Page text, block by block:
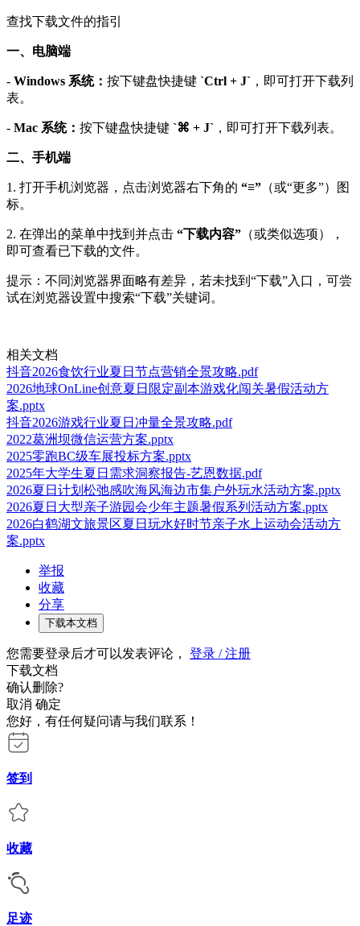
查找下载文件的指引
一、电脑端
- Windows 系统： 按下键盘快捷键 `Ctrl + J` ，即可打开下载列
表。
- Mac 系统： 按下键盘快捷键 `⌘ + J` ，即可打开下载列表。
二、手机端
1. 打开手机浏览器，点击浏览器右下角的 “≡” （或“更多”）图
标。
2. 在弹出的菜单中找到并点击 “下载内容” （或类似选项），
即可查看已下载的文件。
提示：不同浏览器界面略有差异，若未找到“下载”入口，可尝
试在浏览器设置中搜索“下载”关键词。
相关文档
抖音2026食饮行业夏日节点营销全景攻略.pdf
2026地球OnLine创意夏日限定副本游戏化闯关暑假活动方
案.pptx
抖音2026游戏行业夏日冲量全景攻略.pdf
2022葛洲坝微信运营方案.pptx
2025零跑BC级车展投标方案.pptx
2025年大学生夏日需求洞察报告-艺恩数据.pdf
2026夏日计划松弛感吹海风海边市集户外玩水活动方案.pptx
2026夏日大型亲子游园会少年主题暑假系列活动方案.pptx
2026白鹤湖文旅景区夏日玩水好时节亲子水上运动会活动方
案.pptx
举报
收藏
分享
下载本文档
您需要登录后才可以发表评论， 登录 / 注册
下载文档
确认删除?
取消 确定
您好，有任何疑问请与我们联系！
签到
收藏
足迹